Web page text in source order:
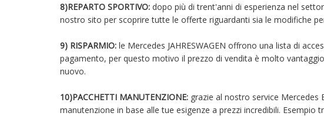
8)REPARTO SPORTIVO: dopo più di trent'anni di esperienza nel
nostro sito per scoprire tutte le offerte riguardanti sia le modifiche
9) RISPARMIO: le Mercedes JAHRESWAGEN offrono una lista di
pagamento, per questo motivo il prezzo di vendita è molto
nuovo.
10)PACCHETTI MANUTENZIONE: grazie al nostro service
manutenzione in base alle tue esigenze a prezzi incredibili. Esempio